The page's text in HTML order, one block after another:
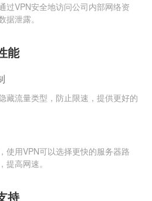
过VPN安全地访问公司内部网络资
据泄露。
能
藏流量类型，防止限速，提供更好的
使用VPN可以选择更快的服务器路
提高网速。
持